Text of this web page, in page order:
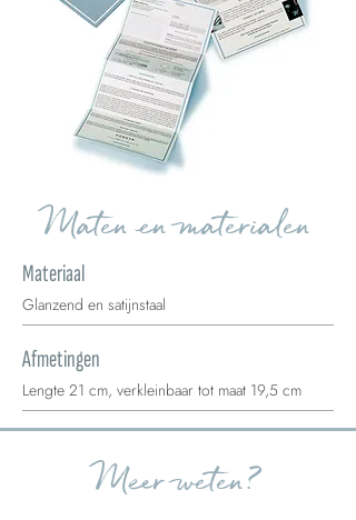
Maten en materialen
Materiaal
Glanzend en satijnstaal
Afmetingen
Lengte 21 cm, verkleinbaar tot maat 19,5 cm
Meer weten?